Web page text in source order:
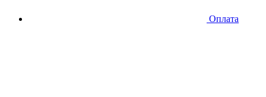
Оплата